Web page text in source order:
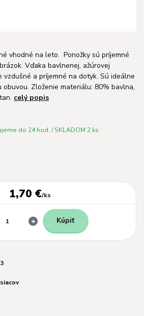
vhodné na leto. Ponožky sú príjemné
Vďaka bavlnenej, ažúrovej
vzdušné a príjemné na dotyk. Sú ideálne
Zloženie materiálu: 80% bavlna,
celý popis
do 24 hod. / SKLADOM 2 ks
1,70 €/ks
Kúpiť